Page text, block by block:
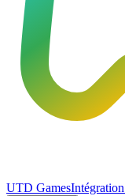
UTD Games